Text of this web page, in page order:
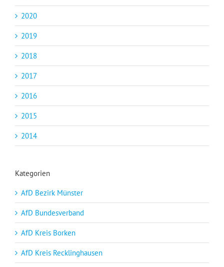
2020
2019
2018
2017
2016
2015
2014
Kategorien
AfD Bezirk Münster
AfD Bundesverband
AfD Kreis Borken
AfD Kreis Recklinghausen